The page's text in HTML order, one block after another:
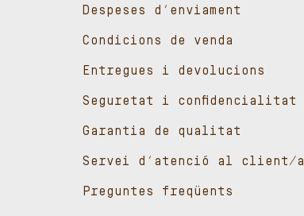
Despeses d’enviament
Condicions de venda
Entregues i devolucions
Seguretat i confidencialitat
Garantia de qualitat
Servei d’atenció al client/a
Preguntes freqüents